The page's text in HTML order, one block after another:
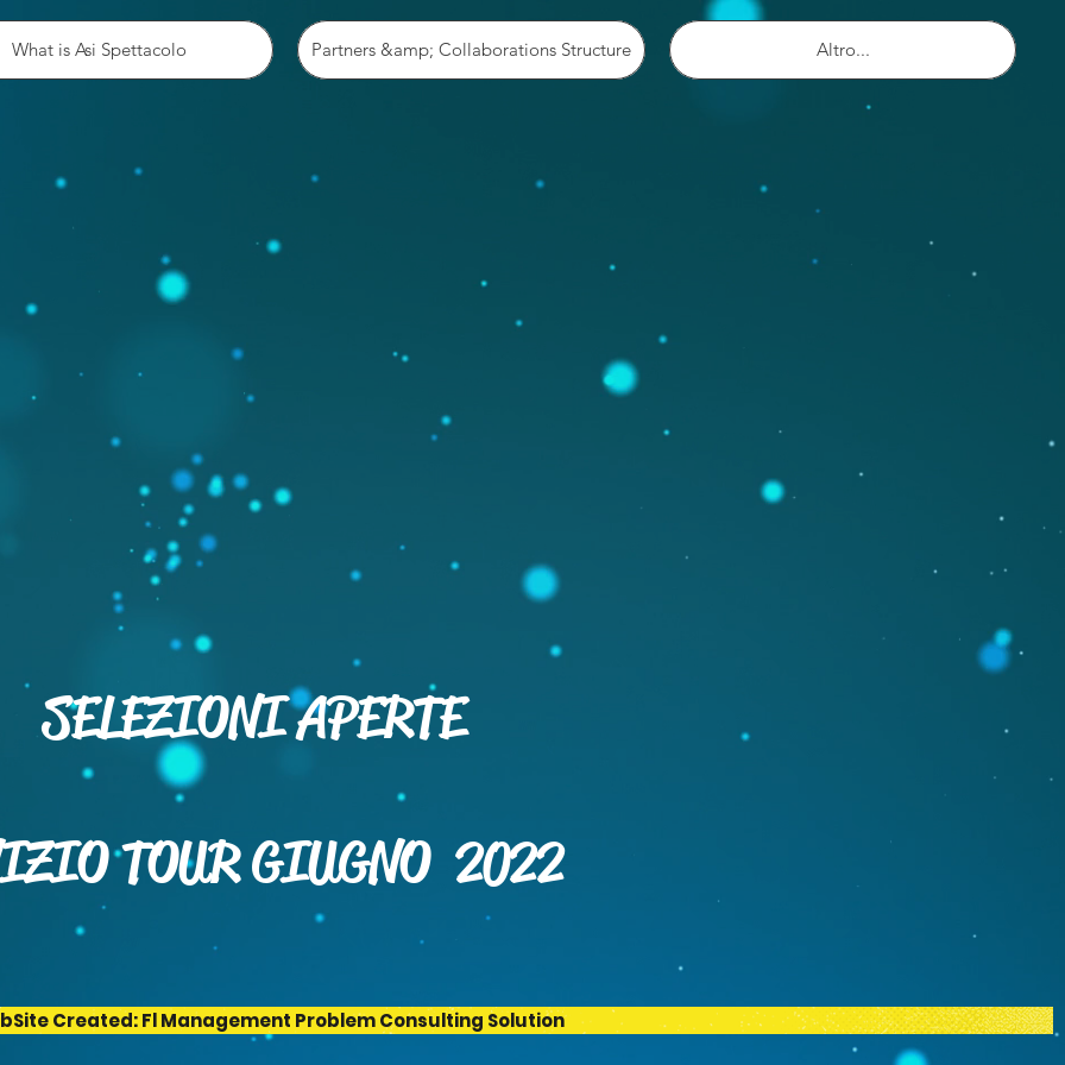
SELEZIONI APERTE
TOUR GIUGNO 2022
What is Asi Spettacolo Partners &amp; Collaborations Structure Altro...
Created: Fl Management Problem Consulting Solution